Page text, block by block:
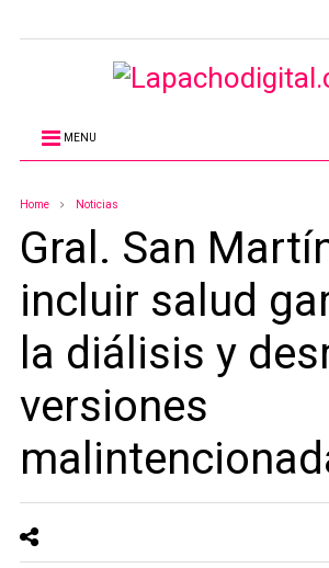
MENU
Home Noticias
Gral. San
incluir salud
la diálisis y
versiones